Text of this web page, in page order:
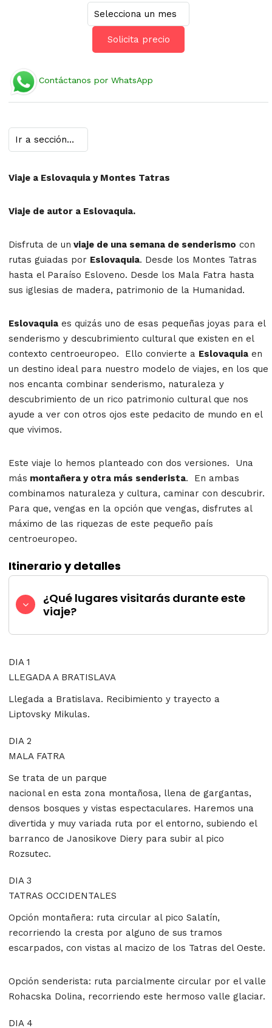
Solicita precio
Contáctanos por WhatsApp
Viaje a Eslovaquia y Montes Tatras
Viaje de autor a Eslovaquia.
Disfruta de un viaje de una semana de senderismo con
rutas guiadas por Eslovaquia. Desde los Montes Tatras
hasta el Paraíso Esloveno. Desde los Mala Fatra hasta
sus iglesias de madera, patrimonio de la Humanidad.
Eslovaquia es quizás uno de esas pequeñas joyas para el
senderismo y descubrimiento cultural que existen en el
contexto centroeuropeo. Ello convierte a Eslovaquia en
un destino ideal para nuestro modelo de viajes, en los que
nos encanta combinar senderismo, naturaleza y
descubrimiento de un rico patrimonio cultural que nos
ayude a ver con otros ojos este pedacito de mundo en el
que vivimos.
Este viaje lo hemos planteado con dos versiones. Una
más montañera y otra más senderista. En ambas
combinamos naturaleza y cultura, caminar con descubrir.
Para que, vengas en la opción que vengas, disfrutes al
máximo de las riquezas de este pequeño país
centroeuropeo.
Itinerario y detalles
¿Qué lugares visitarás durante este
viaje?
DIA 1
LLEGADA A BRATISLAVA
Llegada a Bratislava. Recibimiento y trayecto a
Liptovsky Mikulas.
DIA 2
MALA FATRA
Se trata de un parque
nacional en esta zona montañosa, llena de gargantas,
densos bosques y vistas espectaculares. Haremos una
divertida y muy variada ruta por el entorno, subiendo el
barranco de Janosikove Diery para subir al pico
Rozsutec.
DIA 3
TATRAS OCCIDENTALES
Opción montañera: ruta circular al pico Salatín,
recorriendo la cresta por alguno de sus tramos
escarpados, con vistas al macizo de los Tatras del Oeste.
Opción senderista: ruta parcialmente circular por el valle
Rohacska Dolina, recorriendo este hermoso valle glaciar.
DIA 4